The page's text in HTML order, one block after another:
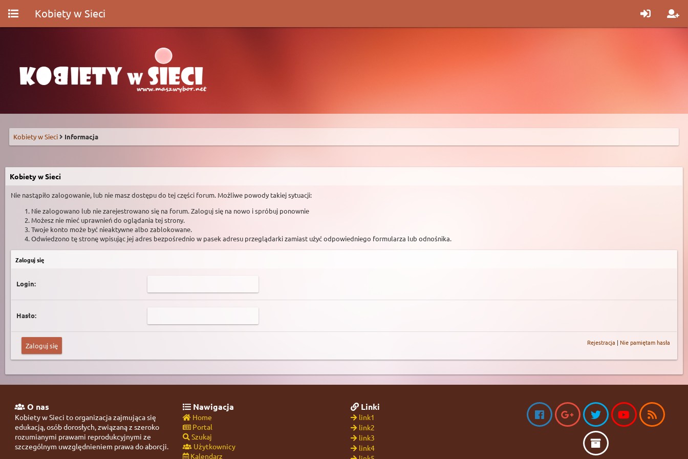
Kobiety w Sieci
Kobiety w Sieci Informacja
Kobiety w Sieci
Nie nastąpiło zalogowanie, lub nie masz dostępu do tej części forum. Możliwe powody takiej sytuacji:
Nie zalogowano lub nie zarejestrowano się na forum. Zaloguj się na nowo i spróbuj ponownie
Możesz nie mieć uprawnień do oglądania tej strony.
Twoje konto może być nieaktywne albo zablokowane.
Odwiedzono tę stronę wpisując jej adres bezpośrednio w pasek adresu przeglądarki zamiast użyć odpowiedniego formularza lub odnośnika.
Zaloguj się
Login:
Hasło:
Rejestracja | Nie pamiętam hasła
O nas
Kobiety w Sieci to organizacja zajmująca się
edukacją, osób dorosłych, związaną z szeroko
rozumianymi prawami reprodukcyjnymi ze
szczególnym uwzględnieniem prawa do aborcji.
Nawigacja
Home
Portal
Szukaj
Użytkownicy
Kalendarz
Linki
link1
link2
link3
link4